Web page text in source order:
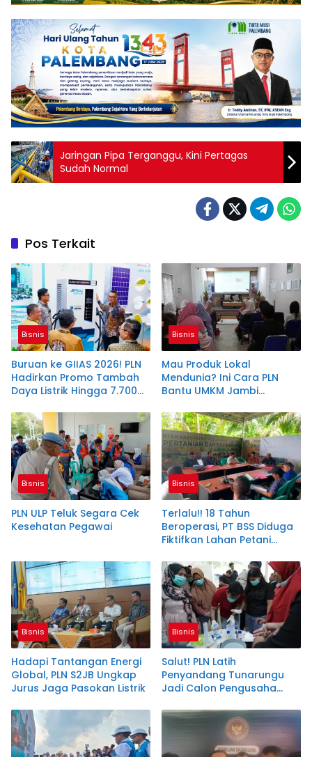
Jaringan Pipa Terganggu, Kini Pertagas
Sudah Normal
Pos Terkait
Bisnis
Buruan ke GIIAS 2026! PLN
Hadirkan Promo Tambah
Daya Listrik Hingga 7.700
Bisnis
Mau Produk Lokal
Mendunia? Ini Cara PLN
Bantu UMKM Jambi
Bisnis
PLN ULP Teluk Segara Cek
Kesehatan Pegawai
Bisnis
Terlalu!! 18 Tahun
Beroperasi, PT BSS Diduga
Fiktifkan Lahan Petani
Bisnis
Hadapi Tantangan Energi
Global, PLN S2JB Ungkap
Jurus Jaga Pasokan Listrik
Bisnis
Salut! PLN Latih
Penyandang Tunarungu
Jadi Calon Pengusaha